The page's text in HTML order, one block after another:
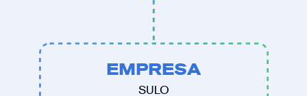
EMPRESA
SULO